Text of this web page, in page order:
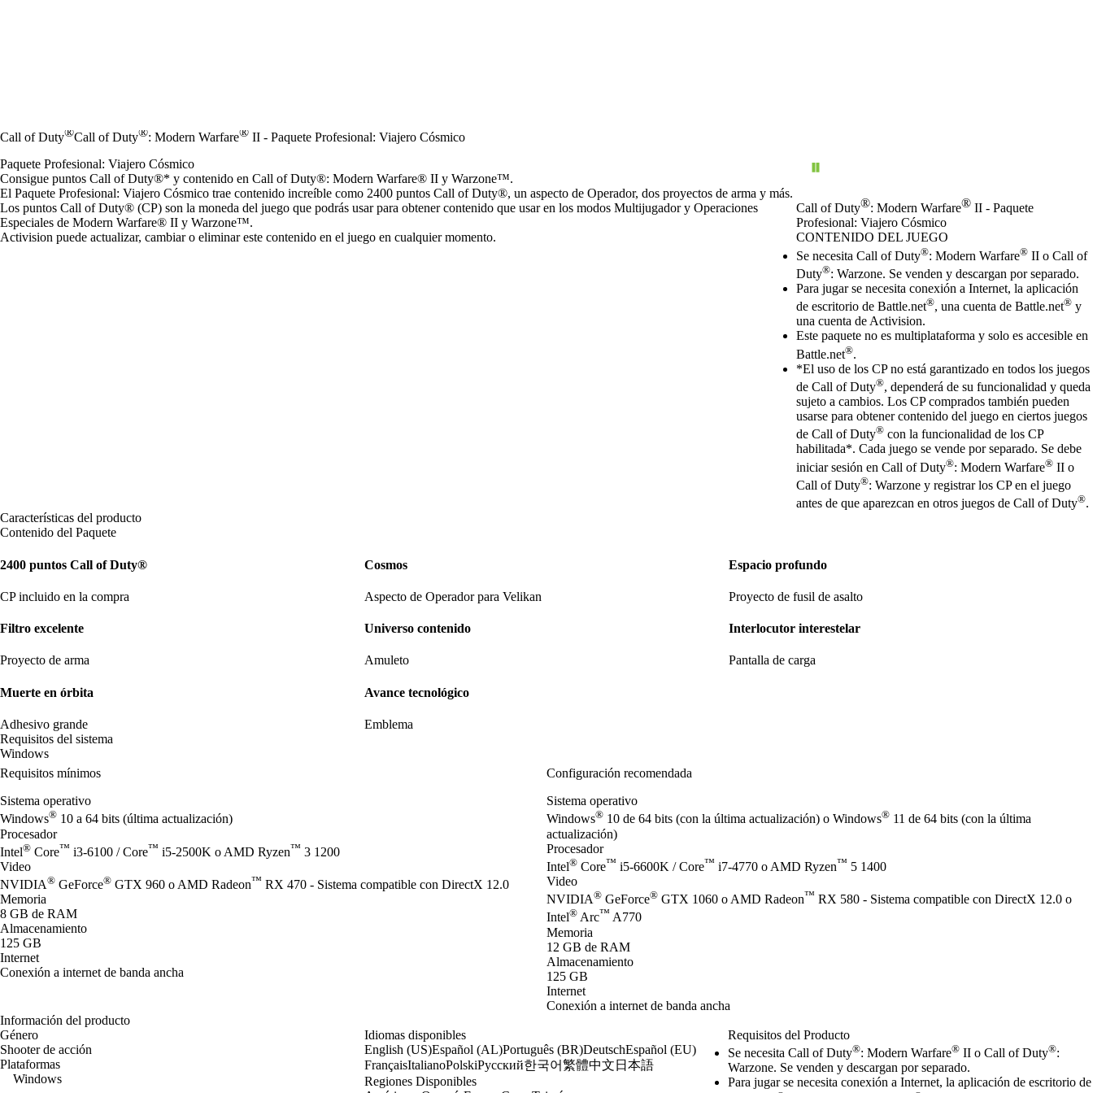
Call of Duty®Call of Duty®: Modern Warfare® II - Paquete Profesional: Viajero Cósmico
Call of Duty®: Modern Warfare® II - Paquete
Profesional: Viajero Cósmico
CONTENIDO DEL JUEGO
Precio
Available actions
Se necesita Call of Duty®: Modern Warfare® II o Call of
Duty®: Warzone. Se venden y descargan por separado.
Para jugar se necesita conexión a Internet, la aplicación
de escritorio de Battle.net®, una cuenta de Battle.net® y
una cuenta de Activision.
Este paquete no es multiplataforma y solo es accesible en
Battle.net®.
*El uso de los CP no está garantizado en todos los juegos
de Call of Duty®, dependerá de su funcionalidad y queda
sujeto a cambios. Los CP comprados también pueden
usarse para obtener contenido del juego en ciertos juegos
de Call of Duty® con la funcionalidad de los CP
habilitada*. Cada juego se vende por separado. Se debe
iniciar sesión en Call of Duty®: Modern Warfare® II o
Call of Duty®: Warzone y registrar los CP en el juego
antes de que aparezcan en otros juegos de Call of Duty®.
Paquete Profesional: Viajero Cósmico
Consigue puntos Call of Duty®* y contenido en Call of Duty®: Modern Warfare® II y Warzone™.
El Paquete Profesional: Viajero Cósmico trae contenido increíble como 2400 puntos Call of Duty®, un aspecto de Operador, dos proyectos de arma y más.
Los puntos Call of Duty® (CP) son la moneda del juego que podrás usar para obtener contenido que usar en los modos Multijugador y Operaciones
Especiales de Modern Warfare® II y Warzone™.
Activision puede actualizar, cambiar o eliminar este contenido en el juego en cualquier momento.
Características del producto
Contenido del Paquete
2400 puntos Call of Duty®
CP incluido en la compra
Cosmos
Aspecto de Operador para Velikan
Espacio profundo
Proyecto de fusil de asalto
Filtro excelente
Proyecto de arma
Universo contenido
Amuleto
Interlocutor interestelar
Pantalla de carga
Muerte en órbita
Adhesivo grande
Avance tecnológico
Emblema
Requisitos del sistema
Windows
Requisitos mínimos
Sistema operativo
Windows® 10 a 64 bits (última actualización)
Procesador
Intel® Core™ i3-6100 / Core™ i5-2500K o AMD Ryzen™ 3 1200
Video
NVIDIA® GeForce® GTX 960 o AMD Radeon™ RX 470 - Sistema compatible con DirectX 12.0
Memoria
8 GB de RAM
Almacenamiento
125 GB
Internet
Conexión a internet de banda ancha
Configuración recomendada
Sistema operativo
Windows® 10 de 64 bits (con la última actualización) o Windows® 11 de 64 bits (con la última
actualización)
Procesador
Intel® Core™ i5-6600K / Core™ i7-4770 o AMD Ryzen™ 5 1400
Video
NVIDIA® GeForce® GTX 1060 o AMD Radeon™ RX 580 - Sistema compatible con DirectX 12.0 o
Intel® Arc™ A770
Memoria
12 GB de RAM
Almacenamiento
125 GB
Internet
Conexión a internet de banda ancha
Información del producto
Género
Shooter de acción
Plataformas
Windows
Idiomas disponibles
English (US)Español (AL)Português (BR)DeutschEspañol (EU)
FrançaisItalianoPolskiРусский한국어繁體中文 日本語
Regiones Disponibles
Requisitos del Producto
Se necesita Call of Duty®: Modern Warfare® II o Call of Duty®:
Warzone. Se venden y descargan por separado.
Para jugar se necesita conexión a Internet, la aplicación de escritorio de